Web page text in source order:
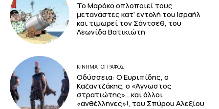
Το Μαρόκο οπλοποιεί τους
μετανάστες κατ’ εντολή του Ισραήλ
και τιμωρεί τον Σάντσεθ, του
Λεωνίδα Βατικιώτη
ΚΙΝΗΜΑΤΟΓΡΆΦΟΣ
Οδύσσεια: Ο Ευριπίδης, ο
Καζαντζάκης, ο «Άγνωστος
στρατιώτης»… και άλλοι
«ανθέλληνες»!, του Σπύρου Αλεξίου